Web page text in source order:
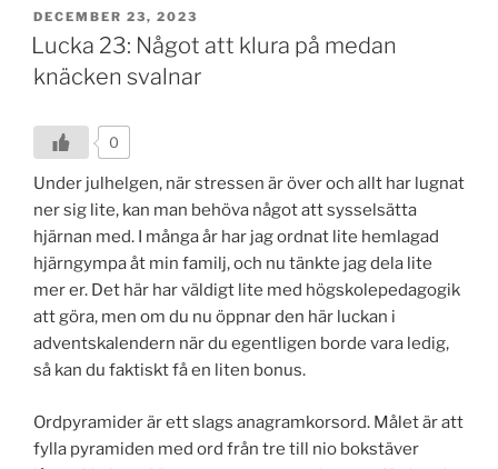
POSTED
ON
DECEMBER 23, 2023
Lucka 23: Något att klura på medan
knäcken svalnar
0
Under julhelgen, när stressen är över och allt har lugnat
ner sig lite, kan man behöva något att sysselsätta
hjärnan med. I många år har jag ordnat lite hemlagad
hjärngympa åt min familj, och nu tänkte jag dela lite
mer er. Det här har väldigt lite med högskolepedagogik
att göra, men om du nu öppnar den här luckan i
adventskalendern när du egentligen borde vara ledig,
så kan du faktiskt få en liten bonus.
Ordpyramider är ett slags anagramkorsord. Målet är att
fylla pyramiden med ord från tre till nio bokstäver